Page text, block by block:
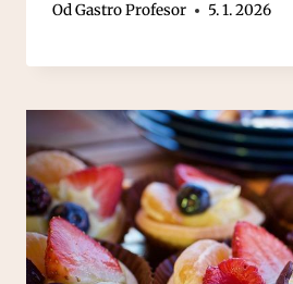
OdGastro Profesor 5. 1. 2026